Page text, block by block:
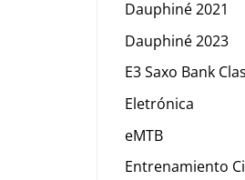
Dauphiné 2021
Dauphiné 2023
E3 Saxo Bank
Eletrónica
eMTB
Entrenamiento